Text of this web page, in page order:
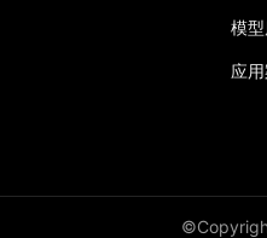
模
应